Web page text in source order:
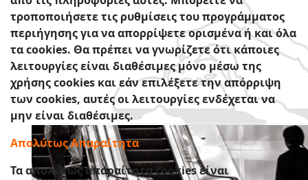
τροποποιήσετε τις ρυθμίσεις του προγράμματος
περιήγησης για να απορρίψετε ορισμένα ή και όλα
τα cookies. Θα πρέπει να γνωρίζετε ότι κάποιες
λειτουργίες είναι διαθέσιμες μόνο μέσω της
χρήσης cookies και εάν επιλέξετε την απόρριψη
των cookies, αυτές οι λειτουργίες ενδέχεται να
μην είναι διαθέσιμες.
Απολύτως Απαραίτητα
Τα απολύτως απαραίτητα cookies είναι